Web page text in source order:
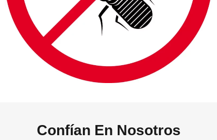
Confían En Nosotros